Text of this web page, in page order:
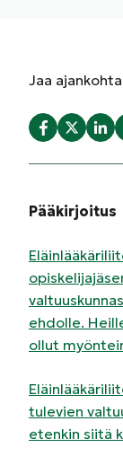
Jaa
Pääkirjoitus
ehdolle.
ollut
tulevien
etenkin siitä